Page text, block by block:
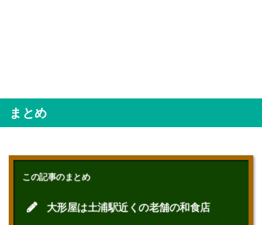
まとめ
この記事のまとめ
大形屋は土浦駅近くの老舗の和食店